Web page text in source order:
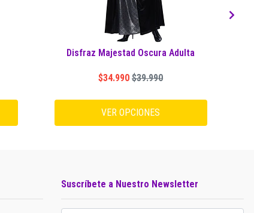
Disfraz Majestad Oscura Adulta
$34.990 $39.990
VER OPCIONES
Suscríbete a Nuestro Newsletter